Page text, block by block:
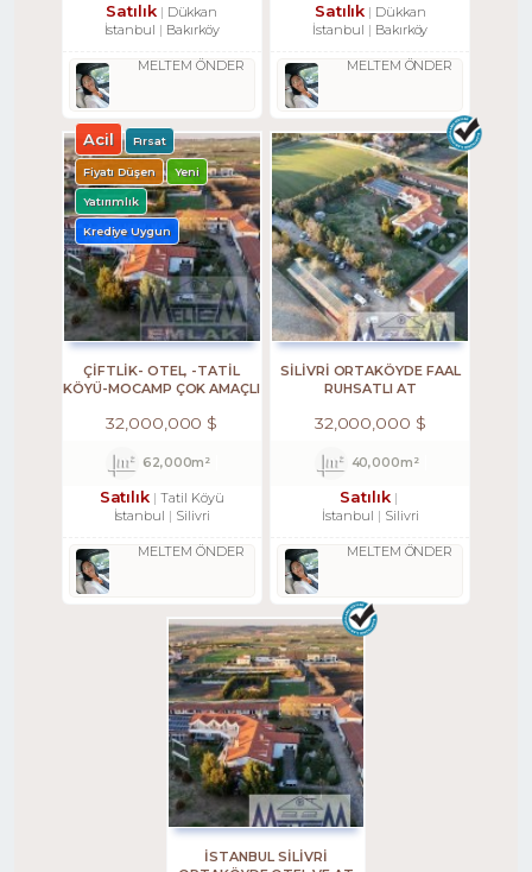
Satılık
Dükkan
İstanbul
Bakırköy
MELTEM ÖNDER
Satılık
Dükkan
İstanbul
Bakırköy
MELTEM ÖNDER
Acil Fırsat
Fiyatı Düşen Yeni
Yatırımlık
Krediye Uygun
ÇIFTLIK- OTEL, -TATIL
KÖYÜ-MOCAMP ÇOK AMAÇLI
32,000,000 $
62,000m²
Satılık
Tatil Köyü
İstanbul
Silivri
MELTEM ÖNDER
SILIVRI ORTAKÖYDE FAAL
RUHSATLI AT
TATILKÖYÜ
32,000,000 $
40,000m²
Satılık
İstanbul Silivri
MELTEM ÖNDER
İSTANBUL SİLİVRİ